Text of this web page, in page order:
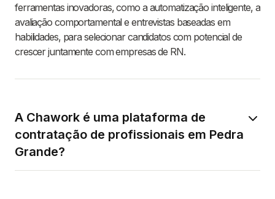
ferramentas inovadoras, como a automatização inteligente, a
avaliação comportamental e entrevistas baseadas em
habilidades, para selecionar candidatos com potencial de
crescer juntamente com empresas de RN.
A Chawork é uma plataforma de
contratação de profissionais em Pedra
Grande?